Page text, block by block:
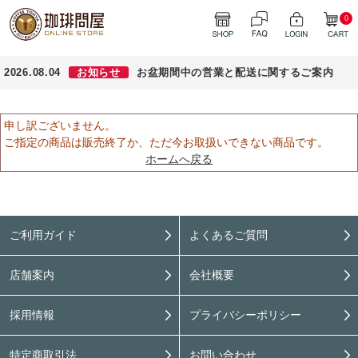
0
2026.08.04 お知らせ お盆期間中の営業と配送に関するご案内
申し訳ございません。
ご指定の商品は販売終了か、ただ今お取扱いできない商品です。
ホームへ戻る
ご利用ガイド よくあるご質問
店舗案内 会社概要
採用情報 プライバシーポリシー
特定商取引法 お問い合わせ